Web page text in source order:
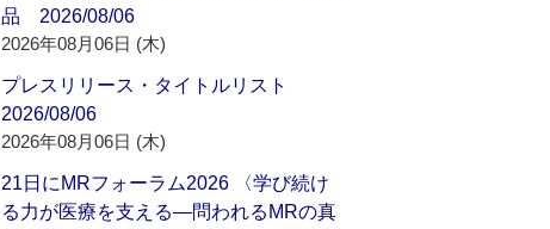
品 2026/08/06
2026年08月06日 (木)
プレスリリース・タイトルリスト
2026/08/06
2026年08月06日 (木)
21日にMRフォーラム2026 〈学び続け
る力が医療を支える―問われるMRの真